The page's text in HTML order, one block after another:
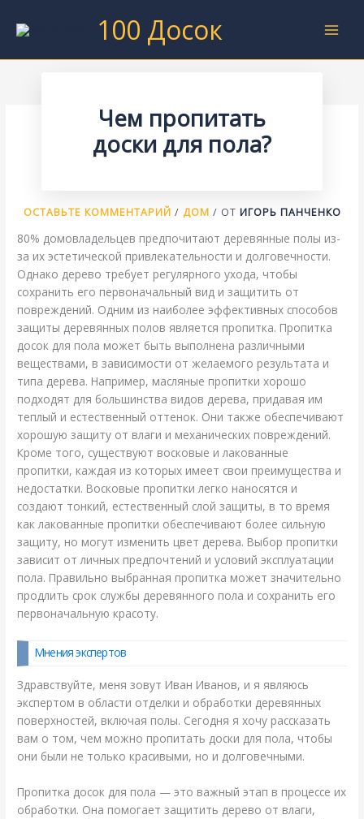
100 Досок
Чем пропитать
доски для пола?
ОСТАВЬТЕ КОММЕНТАРИЙ / ДОМ / ОТ ИГОРЬ ПАНЧЕНКО
80% домовладельцев предпочитают деревянные полы из-
за их эстетической привлекательности и долговечности.
Однако дерево требует регулярного ухода, чтобы
сохранить его первоначальный вид и защитить от
повреждений. Одним из наиболее эффективных способов
защиты деревянных полов является пропитка. Пропитка
досок для пола может быть выполнена различными
веществами, в зависимости от желаемого результата и
типа дерева. Например, масляные пропитки хорошо
подходят для большинства видов дерева, придавая им
теплый и естественный оттенок. Они также обеспечивают
хорошую защиту от влаги и механических повреждений.
Кроме того, существуют восковые и лакованные
пропитки, каждая из которых имеет свои преимущества и
недостатки. Восковые пропитки легко наносятся и
создают тонкий, естественный слой защиты, в то время
как лакованные пропитки обеспечивают более сильную
защиту, но могут изменить цвет дерева. Выбор пропитки
зависит от личных предпочтений и условий эксплуатации
пола. Правильно выбранная пропитка может значительно
продлить срок службы деревянного пола и сохранить его
первоначальную красоту.
Мнения экспертов
Здравствуйте, меня зовут Иван Иванов, и я являюсь
экспертом в области отделки и обработки деревянных
поверхностей, включая полы. Сегодня я хочу рассказать
вам о том, чем можно пропитать доски для пола, чтобы
они были не только красивыми, но и долговечными.
Пропитка досок для пола — это важный этап в процессе их
обработки. Она помогает защитить дерево от влаги,